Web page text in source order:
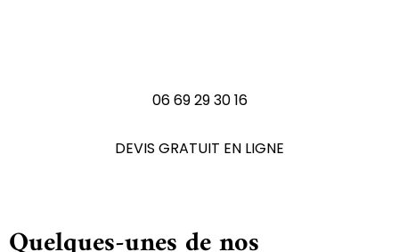
06 69 29 30 16
DEVIS GRATUIT EN LIGNE